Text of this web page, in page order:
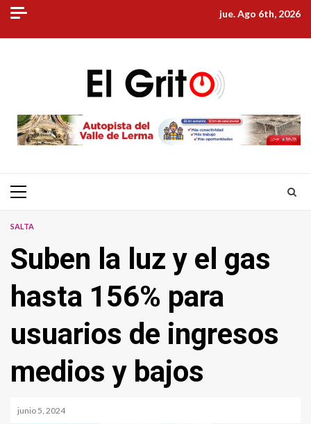
Skip
content
jue. Ago 6th, 2026
Primary
SALTA
Suben la luz y el gas
hasta 156% para
usuarios de ingresos
medios y bajos
junio 5, 2024